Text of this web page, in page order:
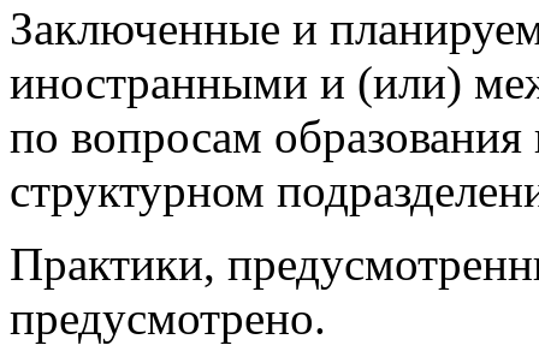
Заключенные и
иностранными и (или)
по вопросам
структурном
Практики,
предусмотрено.